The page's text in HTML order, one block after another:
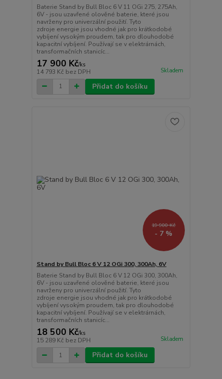
Baterie Stand by Bull Bloc 6 V 11 OGi 275, 275Ah,
6V - jsou uzavřené olověné baterie, které jsou
navrženy pro univerzální použití. Tyto
zdroje energie jsou vhodné jak pro krátkodobé
vybíjení vysokým proudem, tak pro dlouhodobé
kapacitní vybíjení. Používají se v elektrárnách,
transformačních stanicíc...
17 900 Kč/ks
14 793 Kč bez DPH Skladem
Přidat do košíku
19 900 Kč
- 7 %
Stand by Bull Bloc 6 V 12 OGi 300, 300Ah, 6V
Baterie Stand by Bull Bloc 6 V 12 OGi 300, 300Ah,
6V - jsou uzavřené olověné baterie, které jsou
navrženy pro univerzální použití. Tyto
zdroje energie jsou vhodné jak pro krátkodobé
vybíjení vysokým proudem, tak pro dlouhodobé
kapacitní vybíjení. Používají se v elektrárnách,
transformačních stanicíc...
18 500 Kč/ks
15 289 Kč bez DPH Skladem
Přidat do košíku